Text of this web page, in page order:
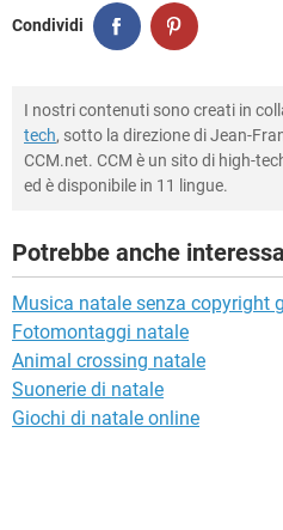
Condividi
I nostri contenuti sono creati in
tech, sotto la direzione di Jean-
CCM.net. CCM è un sito di high-
ed è disponibile in 11 lingue.
Potrebbe anche
Musica natale senza copyright
Fotomontaggi natale
Animal crossing natale
Suonerie di natale
Giochi di natale online